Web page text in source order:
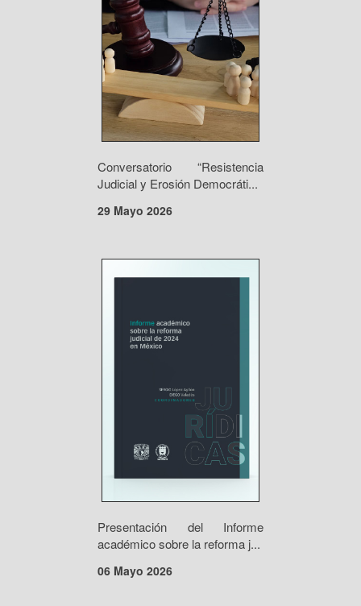
Conversatorio “Resistencia
Judicial y Erosión Democráti...
29 Mayo 2026
Presentación del Informe
académico sobre la reforma j...
06 Mayo 2026